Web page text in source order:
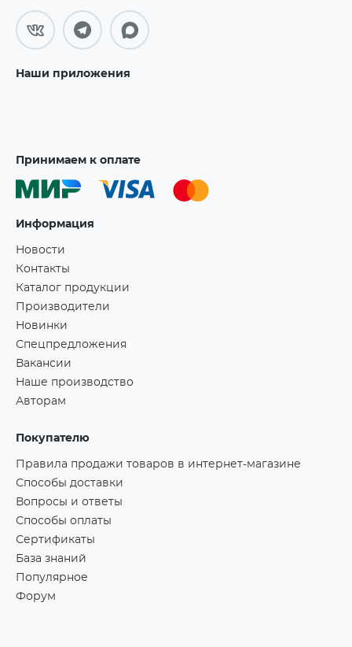
Наши приложения
Принимаем к оплате
Информация
Новости
Контакты
Каталог продукции
Производители
Новинки
Спецпредложения
Вакансии
Наше производство
Авторам
Покупателю
Правила продажи товаров в интернет-магазине
Способы доставки
Вопросы и ответы
Способы оплаты
Сертификаты
База знаний
Популярное
Форум